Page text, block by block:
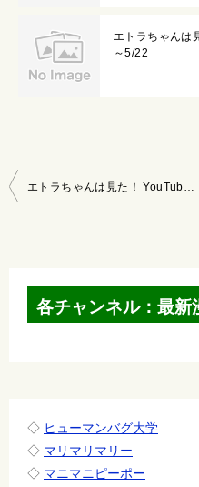
エトラちゃんは
～5/22
投
エトラちゃんは見た！ YouTubeマンガ 2020/10/11～10/17
各チャンネル：最新
◇ ヒューマンバグ大学
◇ マリマリマリー
◇ マニマニピーポー